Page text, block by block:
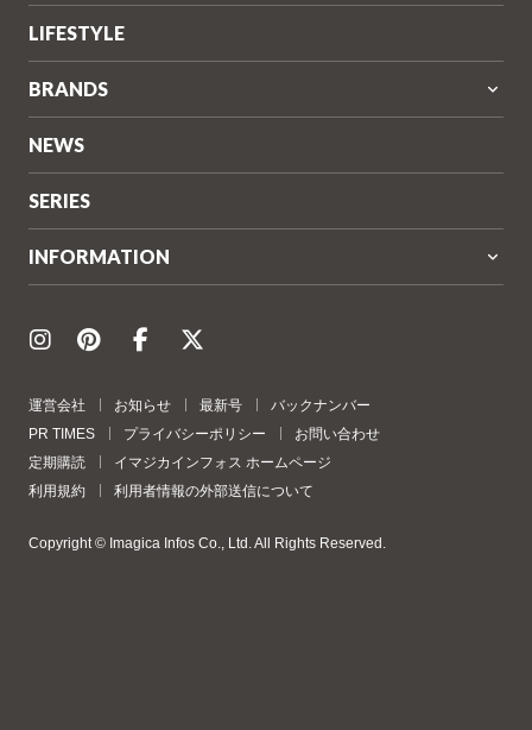
LIFESTYLE
BRANDS
NEWS
SERIES
INFORMATION
運営会社 お知らせ 最新号
バックナンバー
PR TIMES
プライバシーポリシー
お問い合わせ
定期購読
イマジカインフォス ホームページ
利用規約
利用者情報の外部送信について
Copyright © Imagica Infos Co., Ltd. All Rights Reserved.